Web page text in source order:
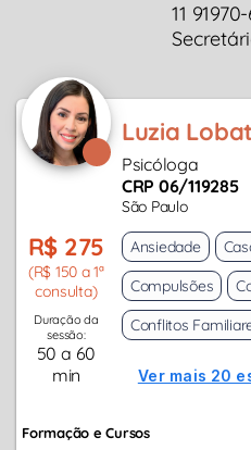
11
Luzia
Psicóloga
CRP 06/119285
São Paulo
R$ 275
(R$ 150 a 1ª
consulta)
Duração da
sessão:
50 a 60
min
Ansiedade
Compulsões
Conflitos
Ver mais 20
Formação e Cursos